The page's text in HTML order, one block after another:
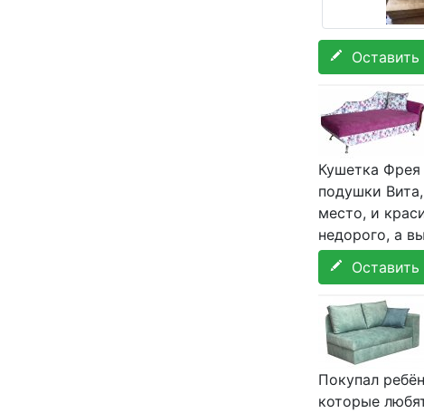
Оставить
Кушетка Фрея
подушки
место, и
недорого, а
Оставить
Покупал
которые